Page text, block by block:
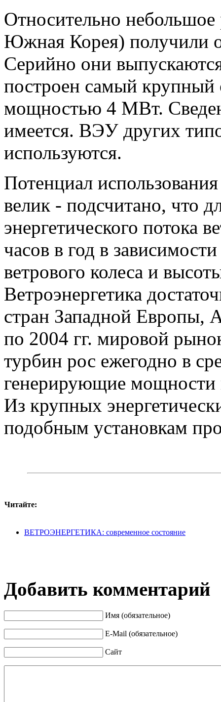
Относительно небольшое
Южная Корея) получили
Серийно они
построен самый крупный
мощностью 4 МВт.
имеется. ВЭУ других
используются.
Потенциал
велик - подсчитано, что
энергетического потока
часов в год в
ветрового колеса и
Ветроэнергетика
стран Западной
по 2004 гг. мировой
турбин рос ежегодно в
генерирующие мощности
Из крупных
подобным установкам
Читайте:
ВЕТРОЭНЕРГЕТИКА: современное состояние
Добавить комментарий
Имя (обязательное)
E-Mail (обязательное)
Сайт